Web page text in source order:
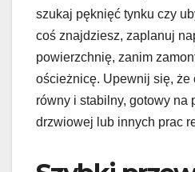
szukaj pęknięć tynku czy
coś znajdziesz, zaplanuj
powierzchnię, zanim
ościeżnicę. Upewnij się, że
równy i stabilny, gotowy na
drzwiowej lub innych prac